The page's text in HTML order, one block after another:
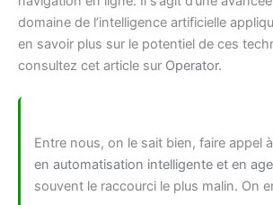
domaine de l’intelligence artificielle
en savoir plus sur le potentiel de ces
consultez cet article sur Operator.
Entre nous, on le sait bien, faire appel
en automatisation intelligente et en
souvent le raccourci le plus malin. On